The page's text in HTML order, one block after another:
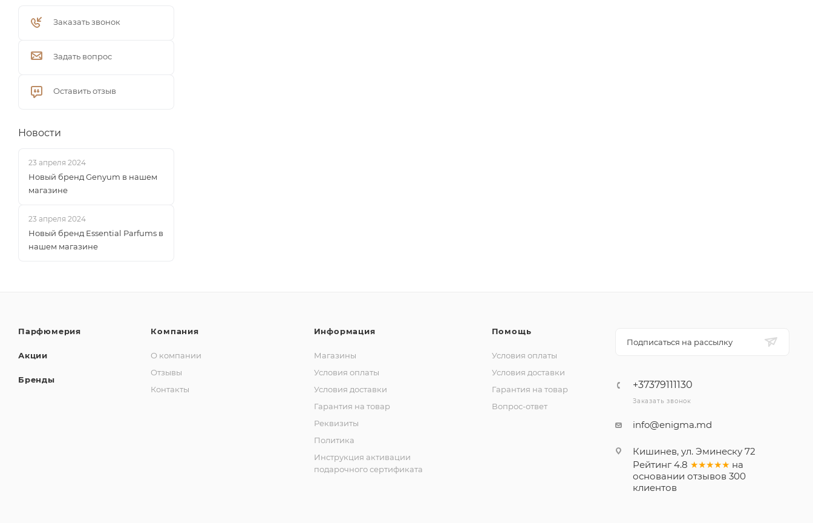
Заказать звонок
Задать вопрос
Оставить отзыв
Новости
23 апреля 2024
Новый бренд Genyum в нашем
магазине
23 апреля 2024
Новый бренд Essential Parfums в
нашем магазине
Парфюмерия
Акции
Бренды
Компания
О компании
Отзывы
Контакты
Информация
Магазины
Условия оплаты
Условия доставки
Гарантия на товар
Реквизиты
Политика
Инструкция активации
подарочного сертификата
Помощь
Условия оплаты
Условия доставки
Гарантия на товар
Вопрос-ответ
Подписаться на рассылку
+37379111130
Заказать звонок
info@enigma.md
Кишинев, ул. Эминеску 72
Рейтинг 4.8 ★★★★★ на
основании отзывов 300
клиентов